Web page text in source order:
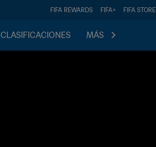
FIFA REWARDS FIFA+ FIFA STORE
CLASIFICACIONES MÁS